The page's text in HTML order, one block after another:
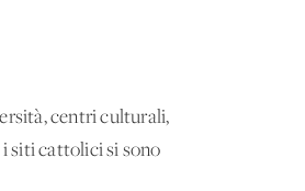
centri culturali,
i siti cattolici si sono